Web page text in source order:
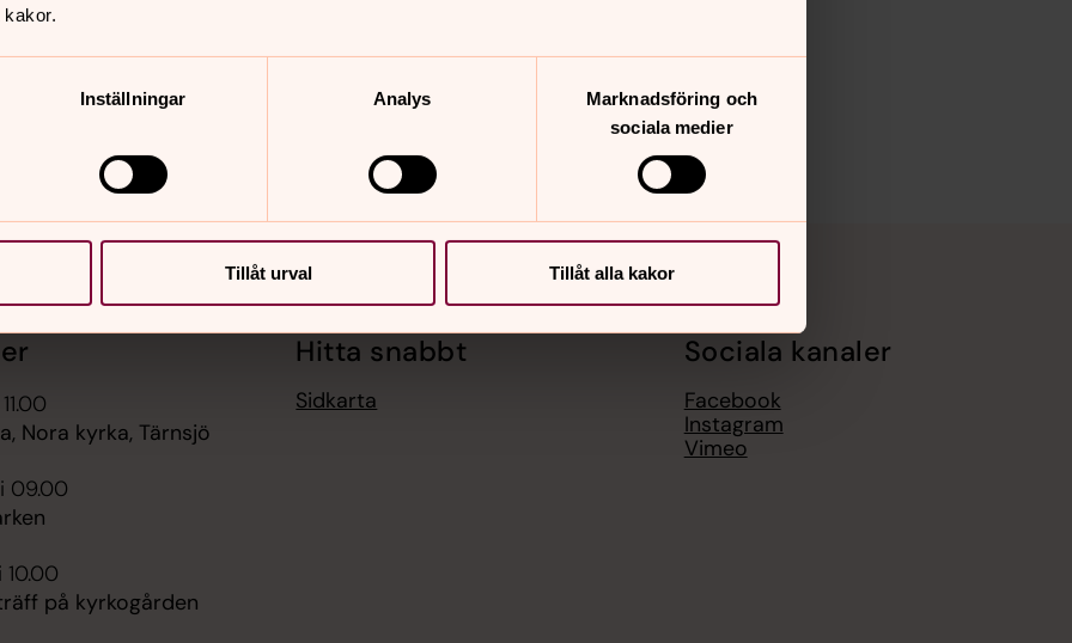
Inställningar Analys
Marknadsföring och
sociala medier
Tillåt urval Tillåt alla kakor
Nora kyrka, Tärnsjö
09.00
10.00
på kyrkogården
Hitta snabbt
Sidkarta
Sociala kanaler
Facebook
Instagram
Vimeo